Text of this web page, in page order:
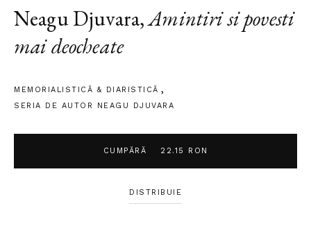
Neagu Djuvara,Amintiri si povesti
mai deocheate
MEMORIALISTICĂ & DIARISTICĂ
SERIA DE AUTOR NEAGU DJUVARA
DISTRIBUIE
CUMPĂRĂ 22.15 RON